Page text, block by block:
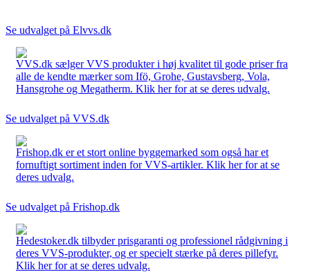
Se udvalget på Elvvs.dk
VVS.dk sælger VVS produkter i høj kvalitet til gode priser fra
alle de kendte mærker som Ifö, Grohe, Gustavsberg, Vola,
Hansgrohe og Megatherm. Klik her for at se deres udvalg.
Se udvalget på VVS.dk
Frishop.dk er et stort online byggemarked som også har et
fornuftigt sortiment inden for VVS-artikler. Klik her for at se
deres udvalg.
Se udvalget på Frishop.dk
Hedestoker.dk tilbyder prisgaranti og professionel rådgivning i
deres VVS-produkter, og er specielt stærke på deres pillefyr.
Klik her for at se deres udvalg.